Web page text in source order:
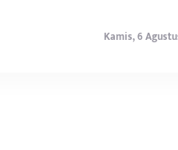
Kamis, 6